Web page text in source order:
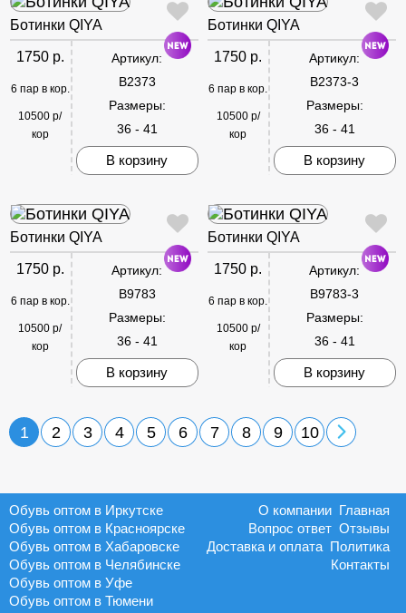
Ботинки QIYA
1750 р.
6 пар в кор.
10500 р/
кор
Артикул:
B2373
Размеры:
36 - 41
В корзину
Ботинки QIYA
1750 р.
6 пар в кор.
10500 р/
кор
Артикул:
B2373-3
Размеры:
36 - 41
В корзину
Ботинки QIYA
1750 р.
6 пар в кор.
10500 р/
кор
Артикул:
B9783
Размеры:
36 - 41
В корзину
Ботинки QIYA
1750 р.
6 пар в кор.
10500 р/
кор
Артикул:
B9783-3
Размеры:
36 - 41
В корзину
1 2 3 4 5 6 7 8 9 10
Обувь оптом в Иркутске
Обувь оптом в Красноярске
Обувь оптом в Хабаровске
Обувь оптом в Челябинске
Обувь оптом в Уфе
Обувь оптом в Тюмени
Главная
О компании
Отзывы
Вопрос ответ
Политика
Доставка и оплата
Контакты